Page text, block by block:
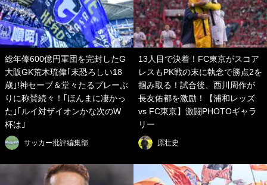
総年俸600億円軍団を完封したG
大阪GK荒木琉偉｢末恐ろしい18
歳｣!神セーブ＆堂々たるプレーぶ
りに称賛続々！｢ほんまに凄かっ
た｣｢ルイ対ザイオンかな次のW
杯は｣
サッカー批評編集部
13人目で決着！FC東京がスコア
レスもPK戦の末に執念で勝点2を
掴み取る！試合後、西川周作が
長友佑都を激励！【浦和レッズ
vs FC東京】激闘PHOTOギャラ
リー
原壮史